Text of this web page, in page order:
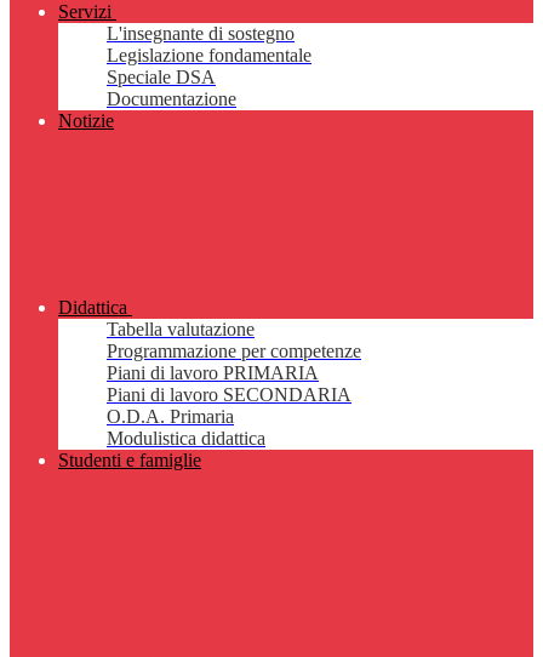
Servizi
L'insegnante di sostegno
Legislazione fondamentale
Speciale DSA
Documentazione
Notizie
Didattica
Tabella valutazione
Programmazione per competenze
Piani di lavoro PRIMARIA
Piani di lavoro SECONDARIA
O.D.A. Primaria
Modulistica didattica
Studenti e famiglie